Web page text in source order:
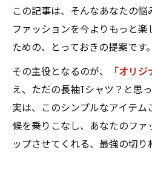
この記事は、そんなあなたの
ファッションを今よりもっと
ための、とっておきの提案です。
その主役となるのが、
「オリ
え、ただの長袖Tシャツ？と思
実は、このシンプルなアイテ
候を乗りこなし、あなたのフ
ップさせてくれる、最強の切り